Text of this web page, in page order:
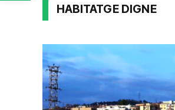
HABITATGE DIGNE